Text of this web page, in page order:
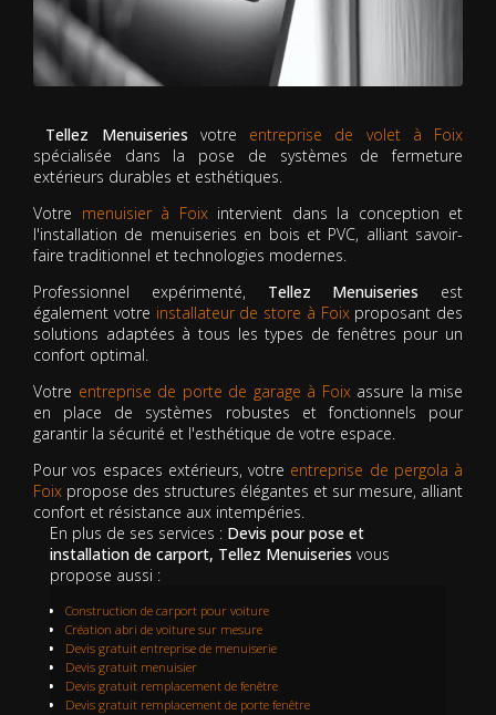
Tellez Menuiseries votre entreprise de volet à Foix
spécialisée dans la pose de systèmes de fermeture
extérieurs durables et esthétiques.
Votre menuisier à Foixintervient dans la conception et
l'installation de menuiseries en bois et PVC, alliant savoir-
faire traditionnel et technologies modernes.
Professionnel expérimenté, Tellez Menuiseries est
également votre installateur de store à Foixproposant des
solutions adaptées à tous les types de fenêtres pour un
confort optimal.
Votre entreprise de porte de garage à Foixassure la mise
en place de systèmes robustes et fonctionnels pour
garantir la sécurité et l'esthétique de votre espace.
Pour vos espaces extérieurs, votre entreprise de pergola à
Foix propose des structures élégantes et sur mesure, alliant
confort et résistance aux intempéries.
En plus de ses services : Devis pour pose et
installation de carport, Tellez Menuiseries vous
propose aussi :
Construction de carport pour voiture
Création abri de voiture sur mesure
Devis gratuit entreprise de menuiserie
Devis gratuit menuisier
Devis gratuit remplacement de fenêtre
Devis gratuit remplacement de porte fenêtre